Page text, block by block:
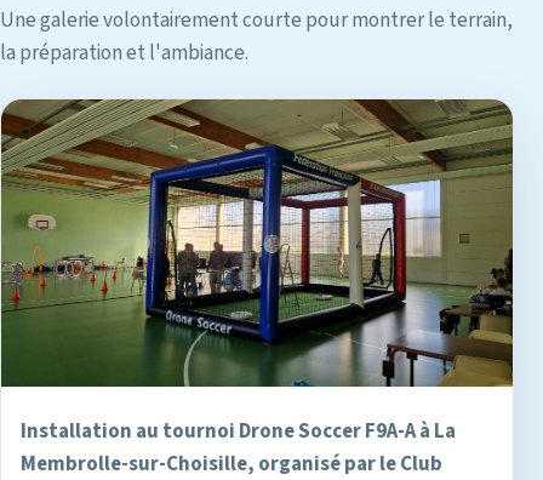
Une galerie volontairement courte pour montrer le terrain,
la préparation et l'ambiance.
Installation au tournoi Drone Soccer F9A-A à La
Membrolle-sur-Choisille, organisé par le Club